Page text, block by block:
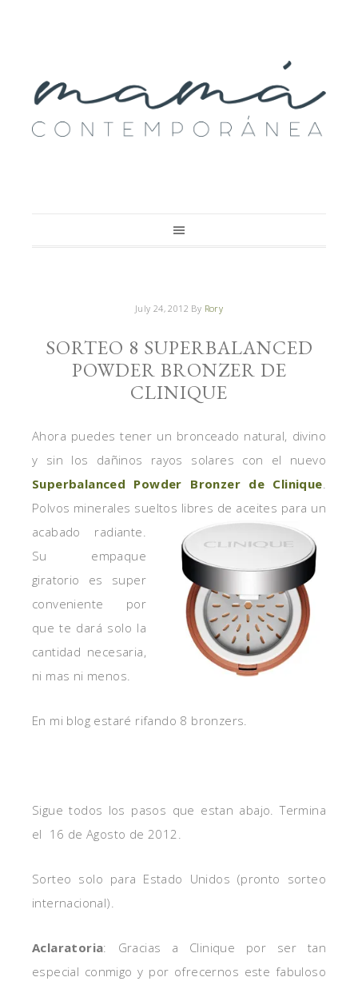
July 24, 2012 By Rory
SORTEO 8 SUPERBALANCED
POWDER BRONZER DE
CLINIQUE
Ahora puedes tener un bronceado natural, divino
y sin los dañinos rayos solares con el nuevo
Superbalanced Powder Bronzer de Clinique.
Polvos minerales sueltos libres de aceites para un
acabado radiante.
Su empaque
giratorio es super
conveniente por
que te dará solo la
cantidad necesaria,
ni mas ni menos.
En mi blog estaré rifando 8 bronzers.
Sigue todos los pasos que estan abajo. Termina
el 16 de Agosto de 2012.
Sorteo solo para Estado Unidos (pronto sorteo
internacional).
Aclaratoria: Gracias a Clinique por ser tan
especial conmigo y por ofrecernos este fabuloso